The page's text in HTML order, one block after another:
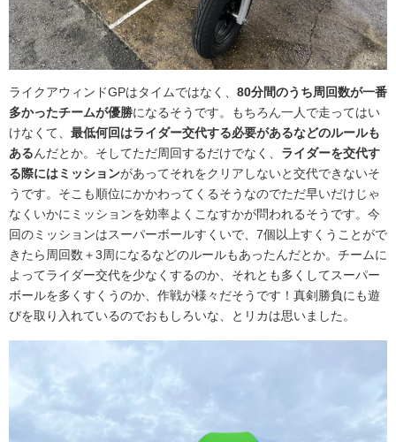
ライクアウィンドGPはタイムではなく、 80分間のうち周回数が一番
多かったチームが優勝になるそうです。もちろん一人で走ってはい
けなくて、 最低何回はライダー交代する必要があるなどのルールも
あるんだとか。そしてただ周回するだけでなく、 ライダーを交代す
る際にはミッションがあってそれをクリアしないと交代できないそ
うです。そこも順位にかかわってくるそうなのでただ早いだけじゃ
なくいかにミッションを効率よくこなすかが問われるそうです。今
回のミッションはスーパーボールすくいで、7個以上すくうことがで
きたら周回数＋3周になるなどのルールもあったんだとか。チームに
よってライダー交代を少なくするのか、それとも多くしてスーパー
ボールを多くすくうのか、作戦が様々だそうです！真剣勝負にも遊
びを取り入れているのでおもしろいな、とリカは思いました。